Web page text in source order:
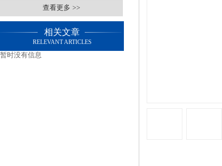
查看更多 >>
相关文章
RELEVANT ARTICLES
暂时没有信息